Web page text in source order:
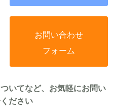
お問い合わせ
フォーム
いてなど、お気軽にお問い
ださい